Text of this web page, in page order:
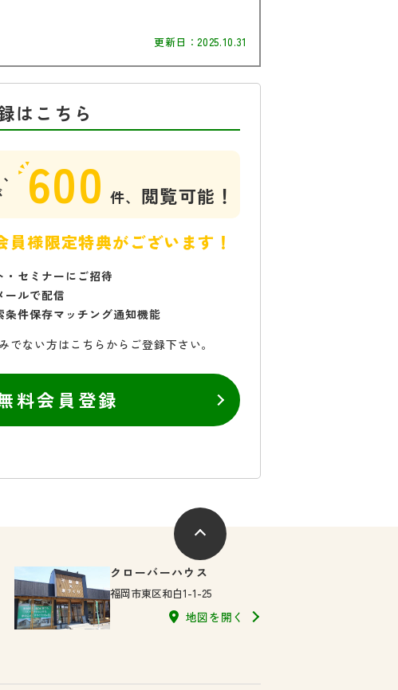
更新日：2025.10.31
はこちら
600 件、 閲覧可能！
員様限定特典がございます！
・セミナーにご招待
ールで配信
条件保存マッチング通知機能
でない方はこちらからご登録下さい。
料会員登録
クローバーハウス
福岡市東区和白1-1-25
地図を開く